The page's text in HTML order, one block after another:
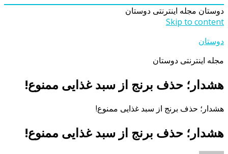
دوستان مجله اینترنتی دوستان
Skip to content
دوستان
مجله اینترنتی دوستان
هشدار؛ حذف برنج از سبد غذایی ممنوع!
هشدار؛ حذف برنج از سبد غذایی ممنوع!
هشدار؛ حذف برنج از سبد غذایی ممنوع!